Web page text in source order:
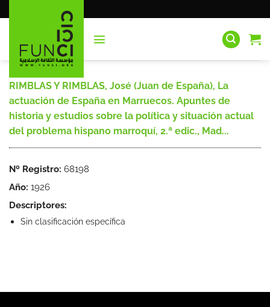
al
RIMBLAS Y RIMBLAS, José (Juan de España), La
actuación de España en Marruecos. Apuntes de
historia y estudios sobre la política y situación actual
del problema hispano marroquí, 2.ª edic., Mad...
Nº Registro: 68198
Año: 1926
Descriptores:
Sin clasificación específica